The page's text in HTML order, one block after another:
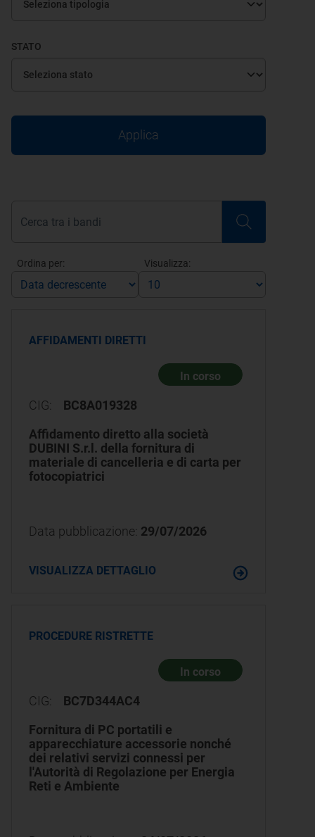
STATO
Applica
Ordina per: Visualizza:
AFFIDAMENTI DIRETTI
In corso
CIG:
BC8A019328
Affidamento diretto alla società
DUBINI S.r.l. della fornitura di
materiale di cancelleria e di carta per
fotocopiatrici
Data pubblicazione: 29/07/2026
VISUALIZZA DETTAGLIO
PROCEDURE RISTRETTE
In corso
CIG:
BC7D344AC4
Fornitura di PC portatili e
apparecchiature accessorie nonché
dei relativi servizi connessi per
l'Autorità di Regolazione per Energia
Reti e Ambiente